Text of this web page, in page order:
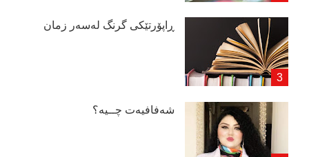
ڕاپۆرتێكی گرنگ لەسەر زمان
شەفافیەت چــیە؟